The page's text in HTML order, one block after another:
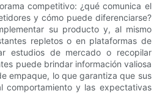
competitivo: ¿qué comunica el
y cómo puede diferenciarse?
su producto y, al mismo
repletos o en plataformas de
estudios de mercado o recopilar
puede brindar información valiosa
empaque, lo que garantiza que sus
comportamiento y las expectativas